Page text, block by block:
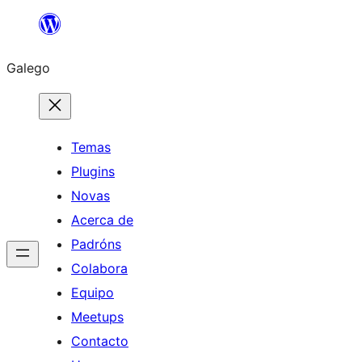
Saltar
contido
Galego
Temas
Plugins
Novas
Acerca de
Padróns
Colabora
Equipo
Meetups
Contacto